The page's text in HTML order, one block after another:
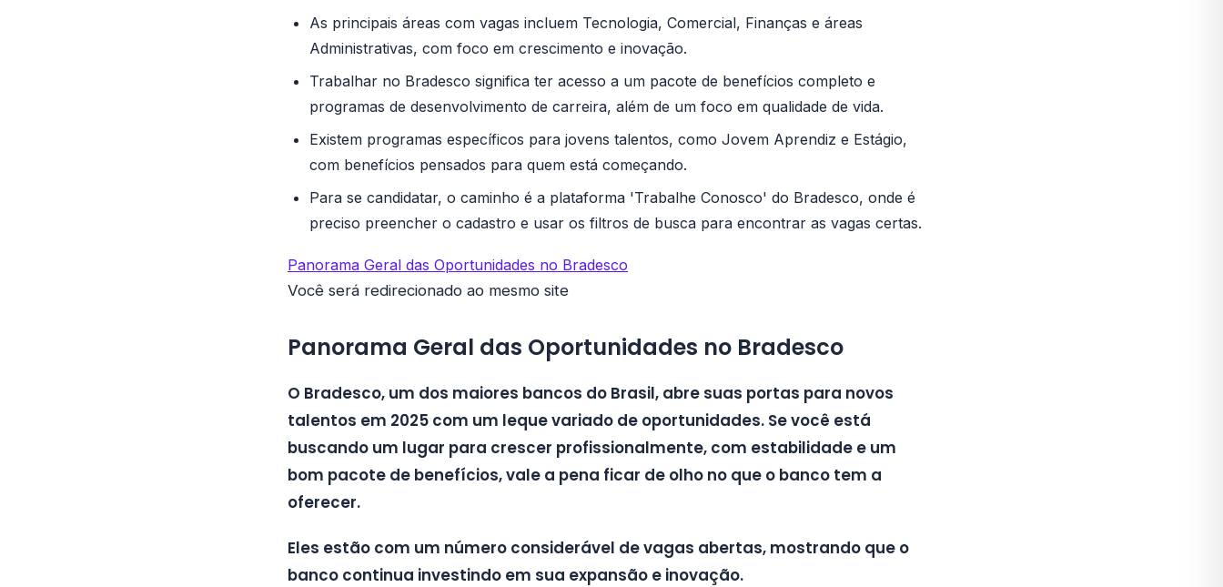
As principais áreas com vagas incluem Tecnologia, Comercial, Finanças e áreas
Administrativas, com foco em crescimento e inovação.
Trabalhar no Bradesco significa ter acesso a um pacote de benefícios completo e
programas de desenvolvimento de carreira, além de um foco em qualidade de vida.
Existem programas específicos para jovens talentos, como Jovem Aprendiz e Estágio,
com benefícios pensados para quem está começando.
Para se candidatar, o caminho é a plataforma 'Trabalhe Conosco' do Bradesco, onde é
preciso preencher o cadastro e usar os filtros de busca para encontrar as vagas certas.
Panorama Geral das Oportunidades no Bradesco
Você será redirecionado ao mesmo site
Panorama Geral das Oportunidades no Bradesco
O Bradesco, um dos maiores bancos do Brasil, abre suas portas para novos
talentos em 2025 com um leque variado de oportunidades. Se você está
buscando um lugar para crescer profissionalmente, com estabilidade e um
bom pacote de benefícios, vale a pena ficar de olho no que o banco tem a
oferecer.
Eles estão com um número considerável de vagas abertas, mostrando que o
banco continua investindo em sua expansão e inovação.